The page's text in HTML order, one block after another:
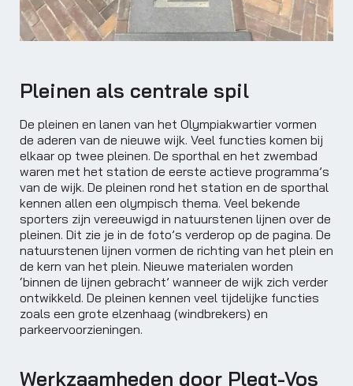
Pleinen als centrale spil
De pleinen en lanen van het Olympiakwartier vormen
de aderen van de nieuwe wijk. Veel functies komen bij
elkaar op twee pleinen. De sporthal en het zwembad
waren met het station de eerste actieve programma’s
van de wijk. De pleinen rond het station en de sporthal
kennen allen een olympisch thema. Veel bekende
sporters zijn vereeuwigd in natuurstenen lijnen over de
pleinen. Dit zie je in de foto’s verderop op de pagina. De
natuurstenen lijnen vormen de richting van het plein en
de kern van het plein. Nieuwe materialen worden
‘binnen de lijnen gebracht’ wanneer de wijk zich verder
ontwikkeld. De pleinen kennen veel tijdelijke functies
zoals een grote elzenhaag (windbrekers) en
parkeervoorzieningen.
Werkzaamheden door Plegt-Vos